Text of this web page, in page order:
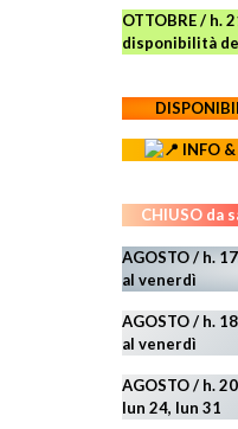
OTTOBRE / h.
disponibilità
INFO
CHIUSO da
AGOSTO / h.
al venerdì
AGOSTO/ h.
al venerdì
AGOSTO / h.
lun 24, lun 31